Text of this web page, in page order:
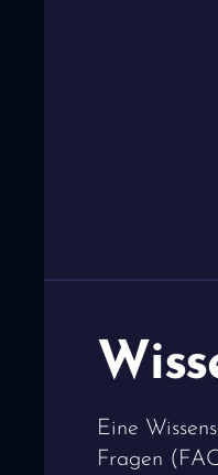
Eine
Fragen